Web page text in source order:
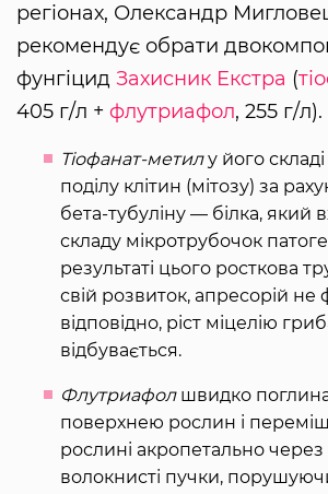
регіонах, Олександр
рекомендує обрати
фунгіцид Захисник Екстра (
405 г/л + флутриафол, 255 г/л).
Тіофанат-метилу його
поділу клітин (мітозу) за
бета-тубуліну — білка, який
складу мікротрубочок
результаті цього росткова
свій розвиток, апресорій не
відповідно, ріст міцелію
відбувається.
Флутриафолшвидко
поверхнею рослин і
рослині акропетально
волокнисті пучки,